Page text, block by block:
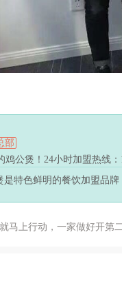
部
鸡公煲！24小时加盟热线：
是特色鲜明的餐饮加盟品
马上行动，一家做好开第